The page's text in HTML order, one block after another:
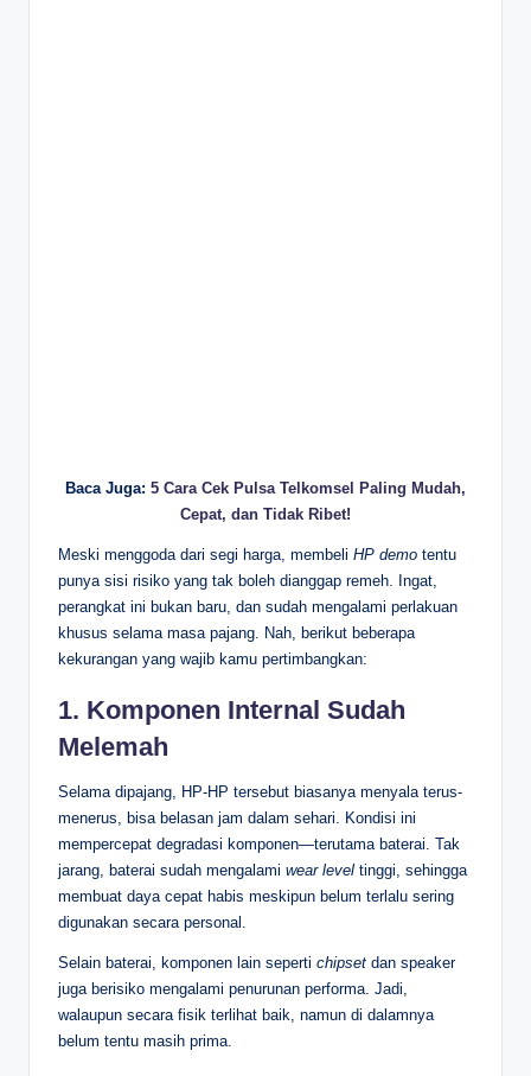
Baca Juga: 5 Cara Cek Pulsa Telkomsel Paling Mudah,
Cepat, dan Tidak Ribet!
Meski menggoda dari segi harga, membeli HP demo tentu
punya sisi risiko yang tak boleh dianggap remeh. Ingat,
perangkat ini bukan baru, dan sudah mengalami perlakuan
khusus selama masa pajang. Nah, berikut beberapa
kekurangan yang wajib kamu pertimbangkan:
1. Komponen Internal Sudah
Melemah
Selama dipajang, HP-HP tersebut biasanya menyala terus-
menerus, bisa belasan jam dalam sehari. Kondisi ini
mempercepat degradasi komponen—terutama baterai. Tak
jarang, baterai sudah mengalami wear level tinggi, sehingga
membuat daya cepat habis meskipun belum terlalu sering
digunakan secara personal.
Selain baterai, komponen lain seperti chipset dan speaker
juga berisiko mengalami penurunan performa. Jadi,
walaupun secara fisik terlihat baik, namun di dalamnya
belum tentu masih prima.